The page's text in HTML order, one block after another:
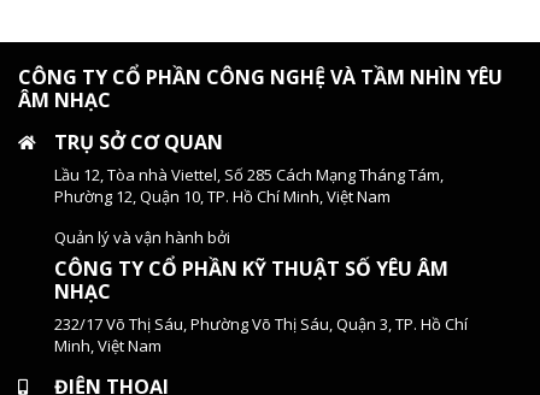
CÔNG TY CỔ PHẦN CÔNG NGHỆ VÀ TẦM NHÌN YÊU
ÂM NHẠC
TRỤ SỞ CƠ QUAN
Lầu 12, Tòa nhà Viettel, Số 285 Cách Mạng Tháng Tám,
Phường 12, Quận 10, TP. Hồ Chí Minh, Việt Nam
Quản lý và vận hành bởi
CÔNG TY CỔ PHẦN KỸ THUẬT SỐ YÊU ÂM
NHẠC
232/17 Võ Thị Sáu, Phường Võ Thị Sáu, Quận 3, TP. Hồ Chí
Minh, Việt Nam
ĐIỆN THOẠI